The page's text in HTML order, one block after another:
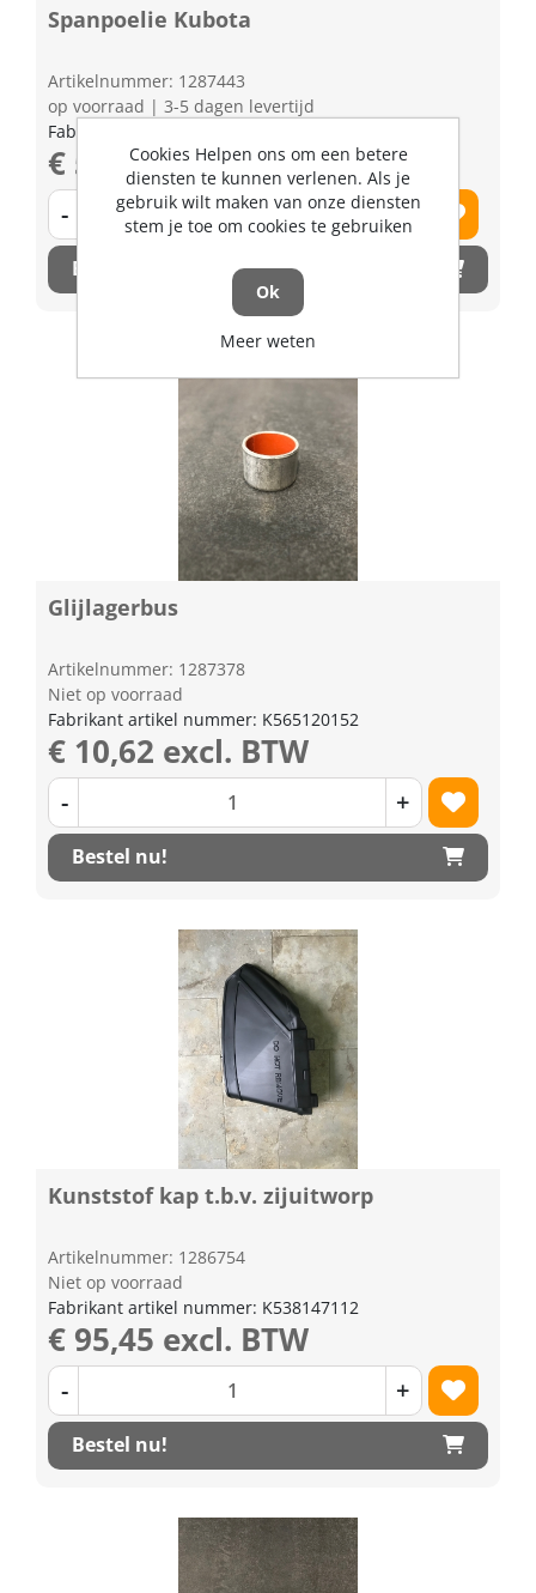
Spanpoelie Kubota
Artikelnummer: 1287443
op voorraad | 3-5 dagen levertijd
Fabrikant artikel nummer: K565134882
€ 55,78 excl. BTW
- +
Bestel nu!
Glijlagerbus
Artikelnummer: 1287378
Niet op voorraad
Fabrikant artikel nummer: K565120152
€ 10,62 excl. BTW
- +
Bestel nu!
Kunststof kap t.b.v. zijuitworp
Artikelnummer: 1286754
Niet op voorraad
Fabrikant artikel nummer: K538147112
€ 95,45 excl. BTW
- +
Bestel nu!
Cookies Helpen ons om een betere
diensten te kunnen verlenen. Als je
gebruik wilt maken van onze diensten
stem je toe om cookies te gebruiken
Ok
Meer weten